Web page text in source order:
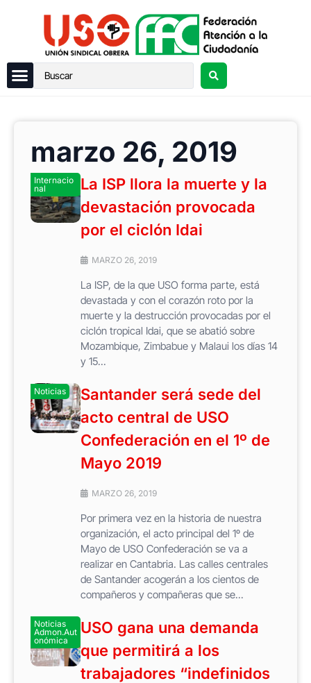
marzo 26, 2019
Internacio
nal
La ISP llora la muerte y la
devastación provocada
por el ciclón Idai
MARZO 26, 2019
La ISP, de la que USO forma parte, está
devastada y con el corazón roto por la
muerte y la destrucción provocadas por el
ciclón tropical Idai, que se abatió sobre
Mozambique, Zimbabue y Malaui los días 14
y 15...
Noticias
Santander será sede del
acto central de USO
Confederación en el 1º de
Mayo 2019
MARZO 26, 2019
Por primera vez en la historia de nuestra
organización, el acto principal del 1º de
Mayo de USO Confederación se va a
realizar en Cantabria. Las calles centrales
de Santander acogerán a los cientos de
compañeros y compañeras que se...
Noticias
Admon.Aut
onómica
USO gana una demanda
que permitirá a los
trabajadores “indefinidos